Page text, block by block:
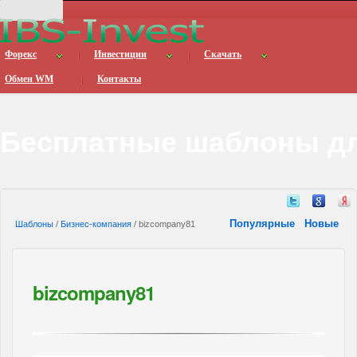
Форекс Инвестиции Скачать
Обмен WM Контакты
Шаблоны / Бизнес-компания / bizcompany81 Популярные Новые
bizcompany81